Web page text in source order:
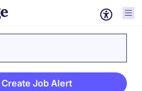
Create Job Alert